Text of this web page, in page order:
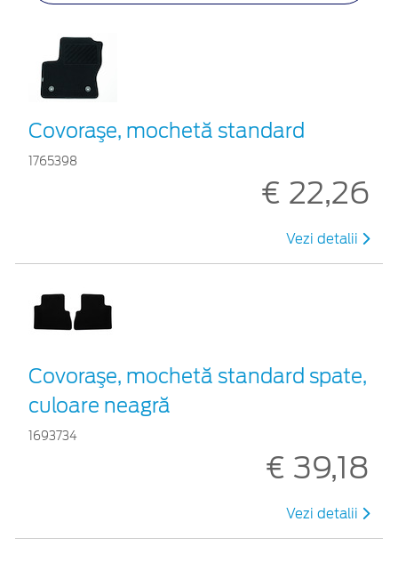
Covoraşe, mochetă standard
1765398
€ 22,26
Vezi detalii
Covoraşe, mochetă standard spate,
culoare neagră
1693734
€ 39,18
Vezi detalii